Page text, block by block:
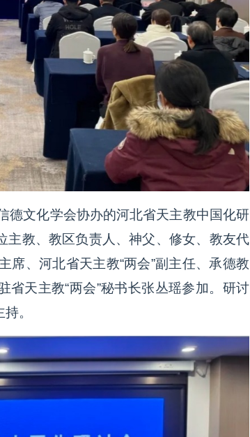
德文化学会协办的河北省天主教中国化研
主教、教区负责人、神父、修女、教友代
、河北省天主教“两会”副主任、承德教
省天主教“两会”秘书长张丛瑶参加。研讨
。